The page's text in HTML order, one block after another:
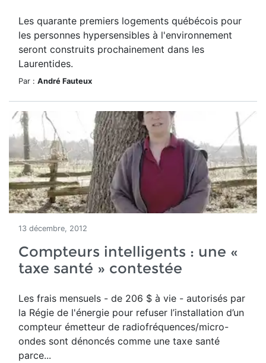
Les quarante premiers logements québécois pour
les personnes hypersensibles à l'environnement
seront construits prochainement dans les
Laurentides.
Par : André Fauteux
13 décembre, 2012
Compteurs intelligents : une «
taxe santé » contestée
Les frais mensuels - de 206 $ à vie - autorisés par
la Régie de l'énergie pour refuser l’installation d’un
compteur émetteur de radiofréquences/micro-
ondes sont dénoncés comme une taxe santé
parce...